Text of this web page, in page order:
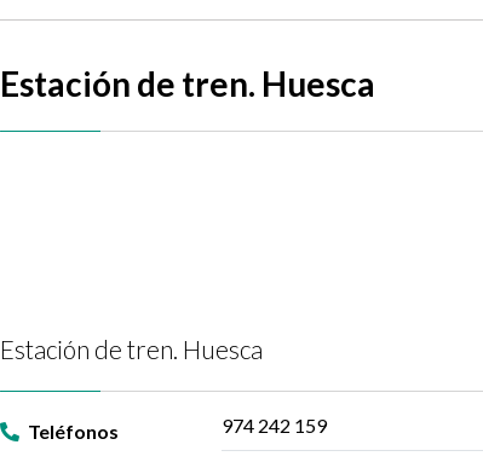
Estación de tren. Huesca
Estación de tren. Huesca
Teléfonos 974 242 159